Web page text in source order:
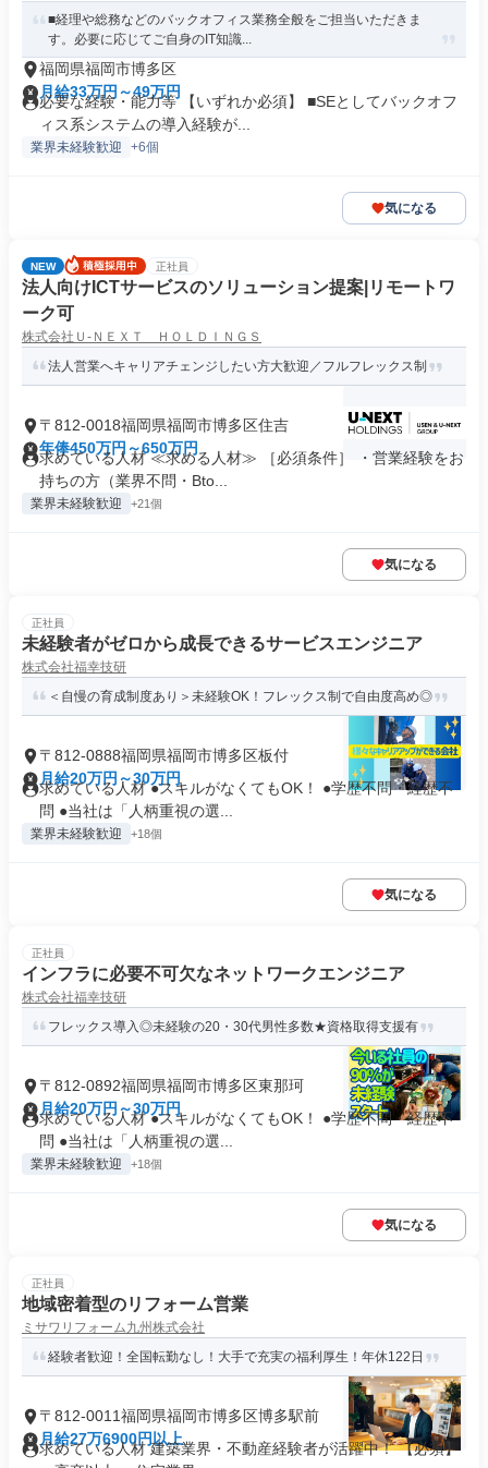
■経理や総務などのバックオフィス業務全般をご担当いただきま
す。必要に応じてご自身のIT知識...
福岡県福岡市博多区
月給33万円～49万円
必要な経験・能力等 【いずれか必須】 ■SEとしてバックオフ
ィス系システムの導入経験が...
業界未経験歓迎 +6個
気になる
NEW 正社員
法人向けICTサービスのソリューション提案|リモートワ
ーク可
株式会社Ｕ‐ＮＥＸＴ ＨＯＬＤＩＮＧＳ
法人営業へキャリアチェンジしたい方大歓迎／フルフレックス制
〒812-0018福岡県福岡市博多区住吉
年俸450万円～650万円
求めている人材 ≪求める人材≫ ［必須条件］ ・営業経験をお
持ちの方（業界不問・Bto...
業界未経験歓迎 +21個
気になる
正社員
未経験者がゼロから成長できるサービスエンジニア
株式会社福幸技研
＜自慢の育成制度あり＞未経験OK！フレックス制で自由度高め◎
〒812-0888福岡県福岡市博多区板付
月給20万円～30万円
求めている人材 ●スキルがなくてもOK！ ●学歴不問・経歴不
問 ●当社は「人柄重視の選...
業界未経験歓迎 +18個
気になる
正社員
インフラに必要不可欠なネットワークエンジニア
株式会社福幸技研
フレックス導入◎未経験の20・30代男性多数★資格取得支援有
〒812-0892福岡県福岡市博多区東那珂
月給20万円～30万円
求めている人材 ●スキルがなくてもOK！ ●学歴不問・経歴不
問 ●当社は「人柄重視の選...
業界未経験歓迎 +18個
気になる
正社員
地域密着型のリフォーム営業
ミサワリフォーム九州株式会社
経験者歓迎！全国転勤なし！大手で充実の福利厚生！年休122日
〒812-0011福岡県福岡市博多区博多駅前
月給27万6900円以上
求めている人材 建築業界・不動産経験者が活躍中！ 【必須】